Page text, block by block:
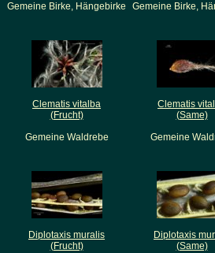
Gemeine Birke, Hängebirke
Gemeine Birke,
Clematis vitalba
(Frucht)
Gemeine Waldrebe
Clematis
(Same)
Gemeine
Diplotaxis muralis
(Frucht)
Diplotaxis
(Same)